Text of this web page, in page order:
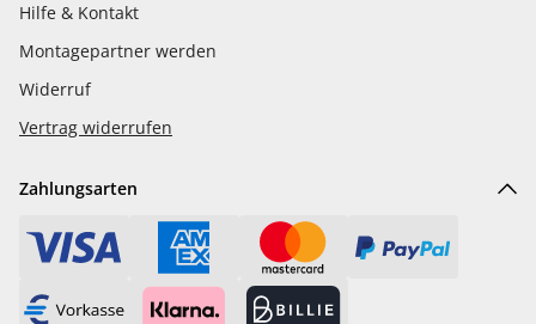
Hilfe & Kontakt
Montagepartner werden
Widerruf
Vertrag widerrufen
Zahlungsarten